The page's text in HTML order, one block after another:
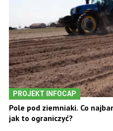
PROJEKT INFOCAP
Pole pod ziemniaki. Co
jak to ograniczyć?